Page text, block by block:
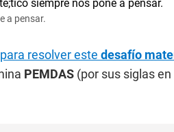
a pensar.
para resolver este desafío
PEMDAS (por sus siglas